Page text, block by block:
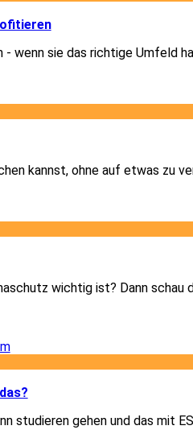
wenn sie das richtige Umfeld
kannst, ohne auf etwas zu
wichtig ist? Dann schau
studieren gehen und das mit